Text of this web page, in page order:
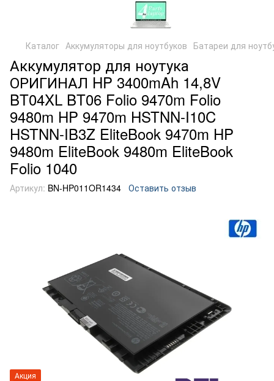
Каталог Аккумуляторы для ноутбуков Батареи для
Аккумулятор для ноутука
ОРИГИНАЛ HP 3400mAh 14,8V
BT04XL BT06 Folio 9470m Folio
9480m HP 9470m HSTNN-I10C
HSTNN-IB3Z EliteBook 9470m HP
9480m EliteBook 9480m EliteBook
Folio 1040
Артикул: BN-HP011OR1434 Оставить отзыв
Акция